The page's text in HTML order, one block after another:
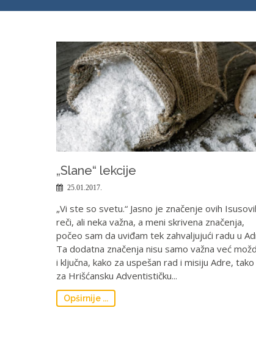
„Slane“ lekcije
25.01.2017.
„Vi ste so svetu.“ Jasno je značenje ovih
reči, ali neka važna, a meni skrivena značenja,
počeo sam da uviđam tek zahvaljujući radu u
Ta dodatna značenja nisu samo važna već
i ključna, kako za uspešan rad i misiju Adre, tako
za Hrišćansku Adventističku...
Opširnije ...